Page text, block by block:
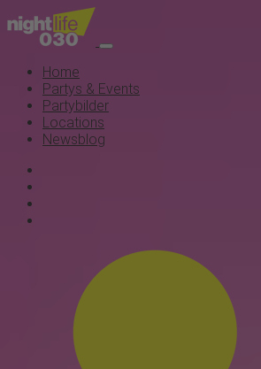
Home
Partys & Events
Partybilder
Locations
Newsblog